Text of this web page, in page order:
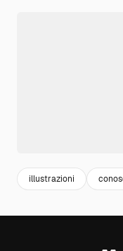
illustrazioni